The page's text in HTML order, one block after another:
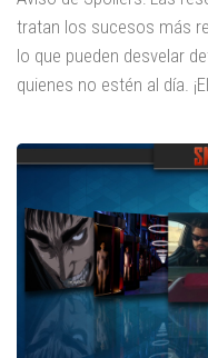
tratan los sucesos más
lo que pueden desvelar
quienes no estén al día.